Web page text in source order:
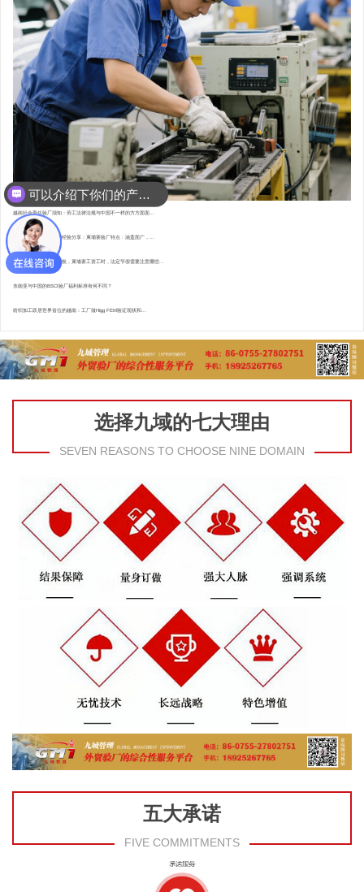
越南社会责任验厂须知：劳工法律法规与中国不一样的方方面面...
东南亚资深验厂顾问的经验分享：柬埔寨验厂特点 : 涵盖面广，...
直赴柬埔寨，为验厂护航，柬埔寨工资工时，法定节假需要注意哪些...
东南亚与中国的BSCI验厂福利标准有何不同？
纺织加工跃居世界首位的越南：工厂做Higg FEM验证现状和...
选择九域的七大理由
SEVEN REASONS TO CHOOSE NINE DOMAIN
五大承诺
FIVE COMMITMENTS
可以介绍下你们的产品么？
你们是怎么收费的呢？